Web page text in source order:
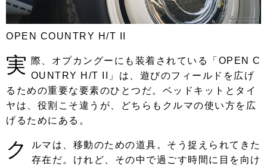
OPEN COUNTRY H/T II
実 際、オプカングーにも装着されている「OPEN C
OUNTRY H/T II」は、遊びのフィールドを広げ
るための重要な要素のひとつだ。ベッドキットとタイ
ヤは、役割こそ違うが、どちらもクルマの使い方を広
げるためにある。
ク
ルマは、移動のための道具。そう捉えられてきた
存在だ。けれど、その中で過ごす時間に目を向け